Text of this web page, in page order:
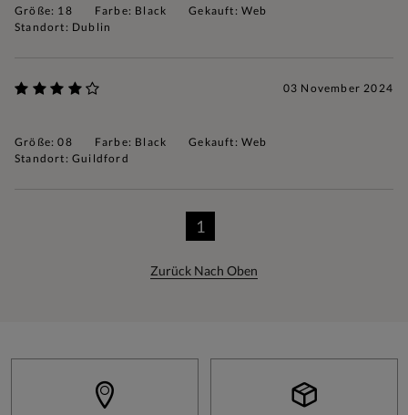
Größe: 18 Farbe: Black
Gekauft: Web
Standort: Dublin
03 November 2024
Größe: 08 Farbe: Black
Gekauft: Web
Standort: Guildford
1
Zurück Nach Oben